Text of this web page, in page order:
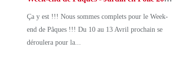
Ça y est !!! Nous sommes complets pour le Week-
end de Pâques !!! Du 10 au 13 Avril prochain se
déroulera pour la...